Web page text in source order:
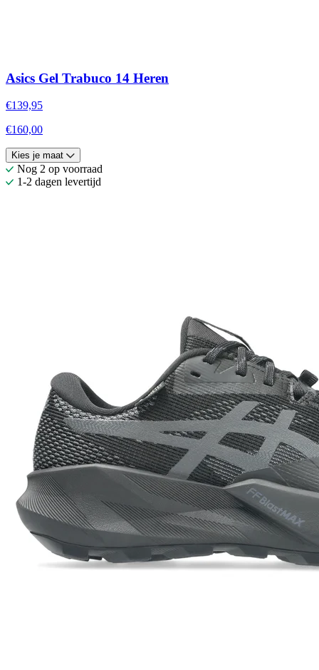
Asics Gel Trabuco 14 Heren
€139,95
€160,00
Kies je maat
Nog 2 op voorraad
1-2 dagen levertijd